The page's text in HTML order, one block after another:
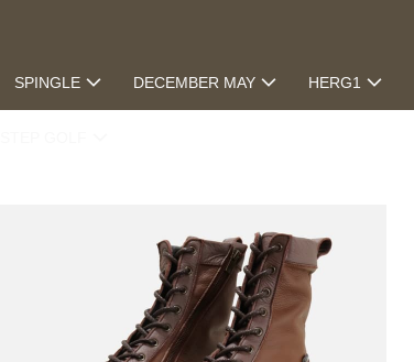
SPINGLE DECEMBER MAY HERG1